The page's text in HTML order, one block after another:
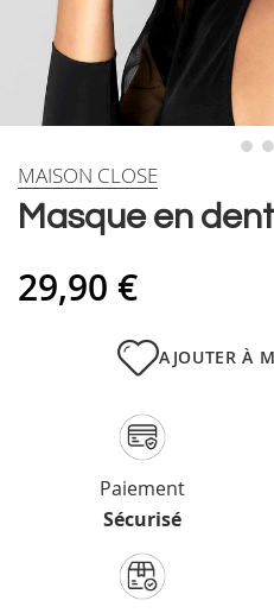
Skip
the
Masque en
MAISON CLOSE
29,90 €
AJOUTER À
Paiement
Sécurisé